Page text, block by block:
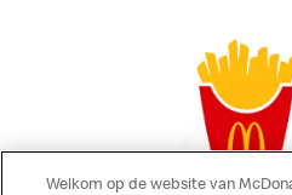
Welkom op de website van